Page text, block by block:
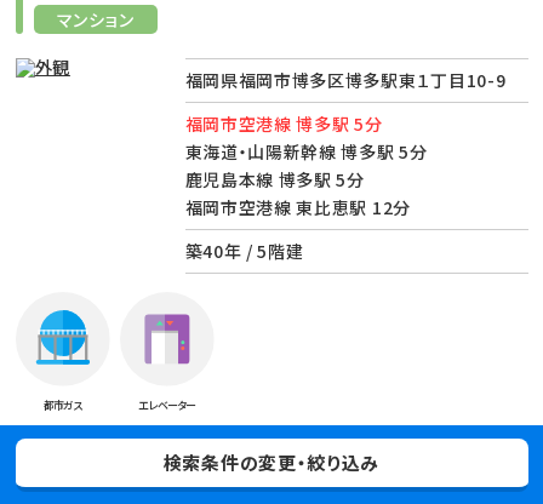
マンション
福岡県福岡市博多区博多駅東１丁目10-9
福岡市空港線 博多駅 5分
東海道・山陽新幹線 博多駅 5分
鹿児島本線 博多駅 5分
福岡市空港線 東比恵駅 12分
築40年 / 5階建
都市ガス エレベーター
JR博多駅徒歩5分。通勤やお出かけに便利な博多駅東エリアの
検索条件の変更・絞り込み